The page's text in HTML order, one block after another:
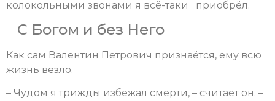
колокольными звонами я всё-таки приобрёл.
С Богом и без Него
Как сам Валентин Петрович признаётся, ему всю
жизнь везло.
– Чудом я трижды избежал смерти, – считает он. –